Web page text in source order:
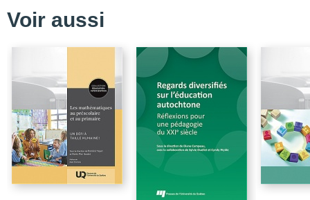
Chapitre
Chapitre 3_Jeu
Chapitre 4_Simulation
Chapitre 5_Jeu de rôle
Chapitre
Chapitre
Chapitre
Voir aussi